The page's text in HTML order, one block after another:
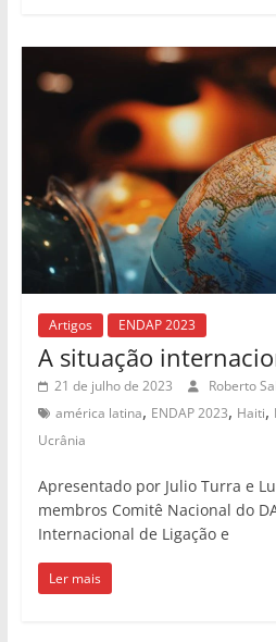
Artigos ENDAP 2023
A situação
21 de julho de 2023 Roberto
américa latina, ENDAP 2023, Haiti,
Ucrânia
Apresentado por Julio Turra e
membros Comitê Nacional do
Internacional de Ligação e
Ler mais